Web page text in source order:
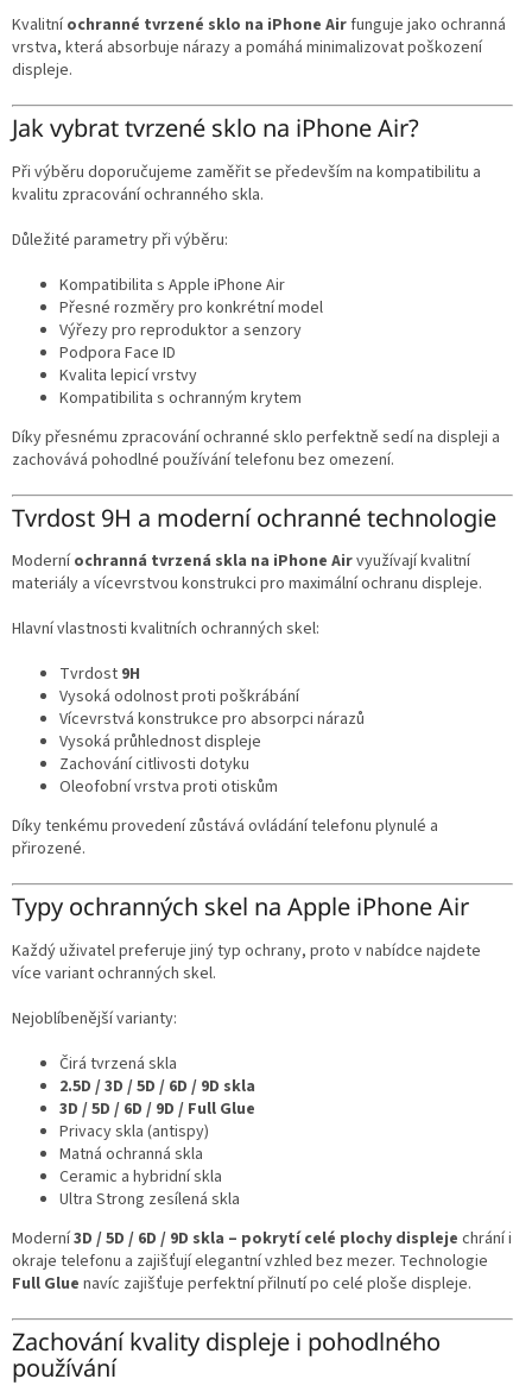
Kvalitníochranné tvrzené sklo na iPhone Airfunguje jako ochranná
vrstva, která absorbuje nárazy a pomáhá minimalizovat poškození
displeje.
Jak vybrat tvrzené sklo na iPhone Air?
Při výběru doporučujeme zaměřit se především na kompatibilitu a
kvalitu zpracování ochranného skla.
Důležité parametry při výběru:
Kompatibilita s Apple iPhone Air
Přesné rozměry pro konkrétní model
Výřezy pro reproduktor a senzory
Podpora Face ID
Kvalita lepicí vrstvy
Kompatibilita s ochranným krytem
Díky přesnému zpracování ochranné sklo perfektně sedí na displeji a
zachovává pohodlné používání telefonu bez omezení.
Tvrdost 9H a moderní ochranné technologie
Moderníochranná tvrzená skla na iPhone Airvyužívají kvalitní
materiály a vícevrstvou konstrukci pro maximální ochranu displeje.
Hlavní vlastnosti kvalitních ochranných skel:
Tvrdost 9H
Vysoká odolnost proti poškrábání
Vícevrstvá konstrukce pro absorpci nárazů
Vysoká průhlednost displeje
Zachování citlivosti dotyku
Oleofobní vrstva proti otiskům
Díky tenkému provedení zůstává ovládání telefonu plynulé a
přirozené.
Typy ochranných skel na Apple iPhone Air
Každý uživatel preferuje jiný typ ochrany, proto v nabídce najdete
více variant ochranných skel.
Nejoblíbenější varianty:
Čirá tvrzená skla
2.5D / 3D / 5D / 6D / 9D skla
3D / 5D / 6D / 9D / Full Glue
Privacy skla (antispy)
Matná ochranná skla
Ceramic a hybridní skla
Ultra Strong zesílená skla
Moderní3D / 5D / 6D / 9D skla – pokrytí celé plochy displeje chrání i
okraje telefonu a zajišťují elegantní vzhled bez mezer. Technologie
Full Glue navíc zajišťuje perfektní přilnutí po celé ploše displeje.
Zachování kvality displeje i pohodlného
používání